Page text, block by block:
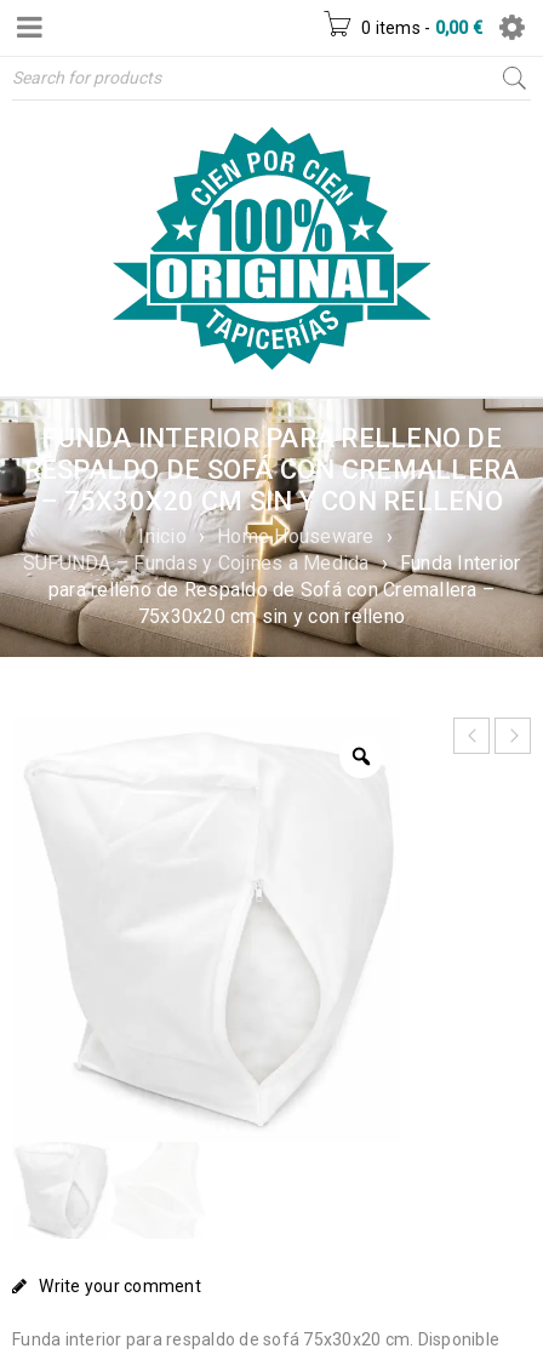
0 items - 0,00€
FUNDA INTERIOR PARA RELLENO DE
RESPALDO DE SOFÁ CON CREMALLERA
– 75X30X20 CM SIN Y CON RELLENO
Inicio › Home Houseware
›
SUFUNDA – Fundas y Cojines a Medida › Funda Interior
para relleno de Respaldo de Sofá con Cremallera –
75x30x20 cm sin y con relleno
Write your comment
Funda interior para respaldo de sofá 75x30x20 cm. Disponible